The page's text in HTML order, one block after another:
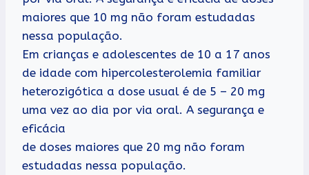
maiores que 10 mg não foram estudadas
nessa população.
Em crianças e adolescentes de 10 a 17 anos
de idade com hipercolesterolemia familiar
heterozigótica a dose usual é de 5 – 20 mg
uma vez ao dia por via oral. A segurança e
eficácia
de doses maiores que 20 mg não foram
estudadas nessa população.